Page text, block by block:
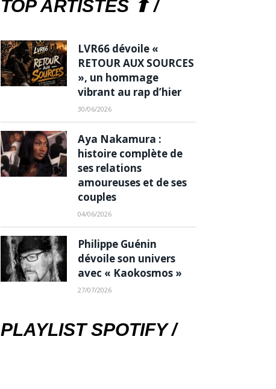
TOP ARTISTES ⬆ /
LVR66 dévoile «
RETOUR AUX SOURCES
», un hommage
vibrant au rap d’hier
30/06/2026
Aya Nakamura :
histoire complète de
ses relations
amoureuses et de ses
couples
04/06/2026
Philippe Guénin
dévoile son univers
avec « Kaokosmos »
27/07/2026
PLAYLIST SPOTIFY /